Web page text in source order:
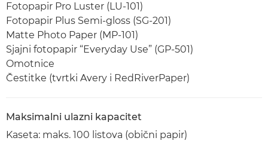
Fotopapir Pro Luster (LU-101)
Fotopapir Plus Semi-gloss (SG-201)
Matte Photo Paper (MP-101)
Sjajni fotopapir “Everyday Use” (GP-501)
Omotnice
Čestitke (tvrtki Avery i RedRiverPaper)
Maksimalni ulazni kapacitet
Kaseta: maks. 100 listova (obični papir)